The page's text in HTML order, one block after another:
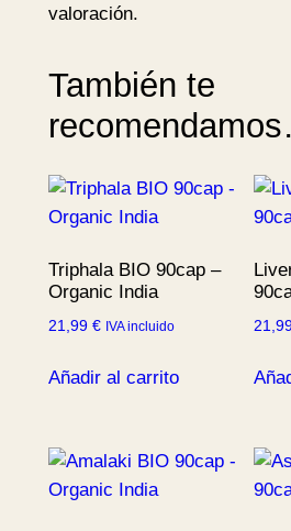
valoración.
También te
Triphala BIO 90cap –
Organic India
21,99 € IVA incluido
Añadir al carrito